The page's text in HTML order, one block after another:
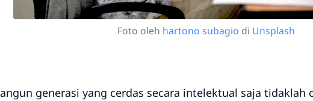
Foto oleh hartono subagio di Unsplash
generasi yang cerdas secara intelektual saja tidaklah